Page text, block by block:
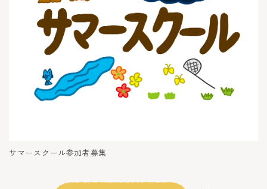
サマースクール参加者募集